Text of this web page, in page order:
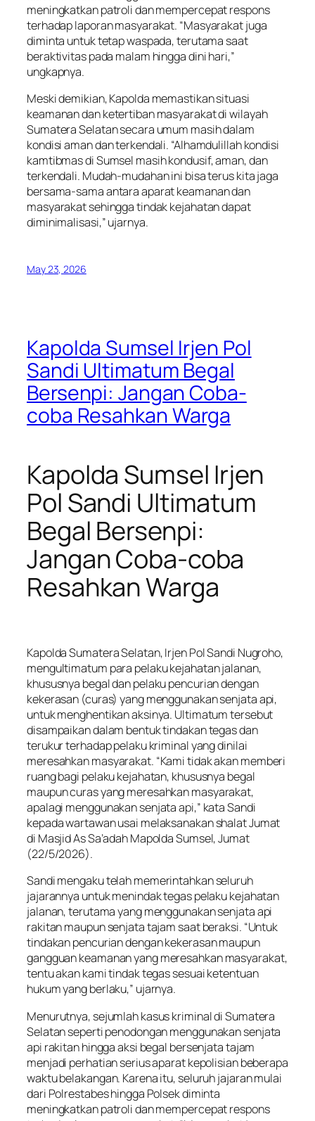
meningkatkan patroli dan mempercepat respons
terhadap laporan masyarakat. “Masyarakat juga
diminta untuk tetap waspada, terutama saat
beraktivitas pada malam hingga dini hari,”
ungkapnya.
Meski demikian, Kapolda memastikan situasi
keamanan dan ketertiban masyarakat di wilayah
Sumatera Selatan secara umum masih dalam
kondisi aman dan terkendali. “Alhamdulillah kondisi
kamtibmas di Sumsel masih kondusif, aman, dan
terkendali. Mudah-mudahan ini bisa terus kita jaga
bersama-sama antara aparat keamanan dan
masyarakat sehingga tindak kejahatan dapat
diminimalisasi,” ujarnya.
May 23, 2026
Kapolda Sumsel Irjen Pol
Sandi Ultimatum Begal
Bersenpi: Jangan Coba-
coba Resahkan Warga
Kapolda Sumsel Irjen
Pol Sandi Ultimatum
Begal Bersenpi:
Jangan Coba-coba
Resahkan Warga
Kapolda Sumatera Selatan, Irjen Pol Sandi Nugroho,
mengultimatum para pelaku kejahatan jalanan,
khususnya begal dan pelaku pencurian dengan
kekerasan (curas) yang menggunakan senjata api,
untuk menghentikan aksinya. Ultimatum tersebut
disampaikan dalam bentuk tindakan tegas dan
terukur terhadap pelaku kriminal yang dinilai
meresahkan masyarakat. “Kami tidak akan memberi
ruang bagi pelaku kejahatan, khususnya begal
maupun curas yang meresahkan masyarakat,
apalagi menggunakan senjata api,” kata Sandi
kepada wartawan usai melaksanakan shalat Jumat
di Masjid As Sa’adah Mapolda Sumsel, Jumat
(22/5/2026).
Sandi mengaku telah memerintahkan seluruh
jajarannya untuk menindak tegas pelaku kejahatan
jalanan, terutama yang menggunakan senjata api
rakitan maupun senjata tajam saat beraksi. “Untuk
tindakan pencurian dengan kekerasan maupun
gangguan keamanan yang meresahkan masyarakat,
tentu akan kami tindak tegas sesuai ketentuan
hukum yang berlaku,” ujarnya.
Menurutnya, sejumlah kasus kriminal di Sumatera
Selatan seperti penodongan menggunakan senjata
api rakitan hingga aksi begal bersenjata tajam
menjadi perhatian serius aparat kepolisian beberapa
waktu belakangan. Karena itu, seluruh jajaran mulai
dari Polrestabes hingga Polsek diminta
meningkatkan patroli dan mempercepat respons